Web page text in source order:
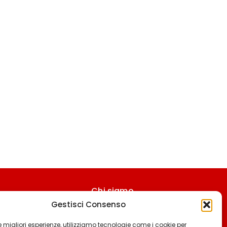
Gestisci Consenso
migliori esperienze, utilizziamo tecnologie come i cookie per
Chi siamo
Contattaci
Termini & Condizioni